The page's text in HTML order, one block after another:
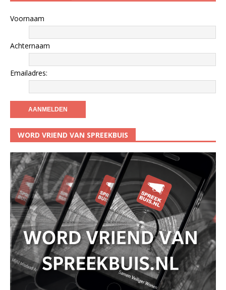
Voornaam
Achternaam
Emailadres:
WORD VRIEND VAN SPREEKBUIS